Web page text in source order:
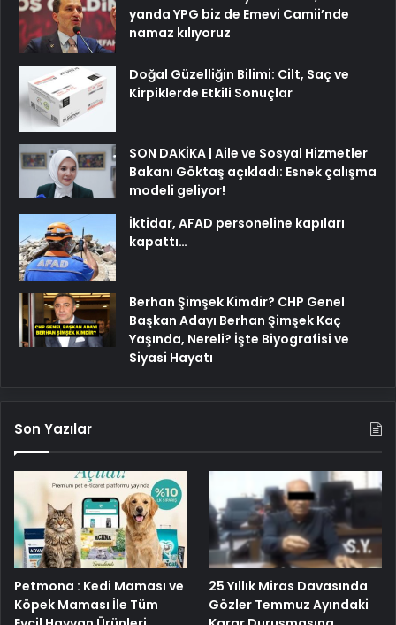
yanda YPG biz de Emevi Camii’nde
namaz kılıyoruz
Doğal Güzelliğin Bilimi: Cilt, Saç ve
Kirpiklerde Etkili Sonuçlar
SON DAKİKA | Aile ve Sosyal Hizmetler
Bakanı Göktaş açıkladı: Esnek çalışma
modeli geliyor!
İktidar, AFAD personeline kapıları
kapattı…
Berhan Şimşek Kimdir? CHP Genel
Başkan Adayı Berhan Şimşek Kaç
Yaşında, Nereli? İşte Biyografisi ve
Siyasi Hayatı
Son Yazılar
Petmona : Kedi Maması ve
Köpek Maması İle Tüm
25 Yıllık Miras Davasında
Gözler Temmuz Ayındaki